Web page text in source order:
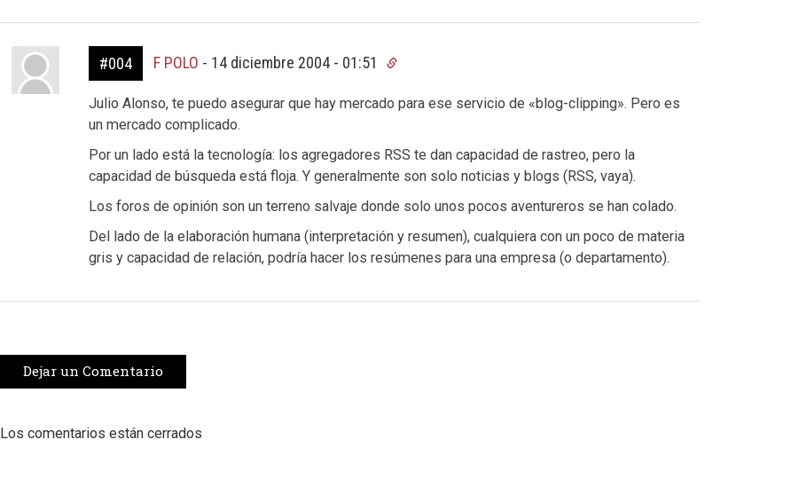
#004 F POLO - 14 diciembre 2004 - 01:51
Julio Alonso, te puedo asegurar que hay mercado para ese servicio de «blog-clipping». Pero es
un mercado complicado.
Por un lado está la tecnología: los agregadores RSS te dan capacidad de rastreo, pero la
capacidad de búsqueda está floja. Y generalmente son solo noticias y blogs (RSS, vaya).
Los foros de opinión son un terreno salvaje donde solo unos pocos aventureros se han colado.
Del lado de la elaboración humana (interpretación y resumen), cualquiera con un poco de materia
gris y capacidad de relación, podría hacer los resúmenes para una empresa (o departamento).
Dejar un Comentario
Los comentarios están cerrados